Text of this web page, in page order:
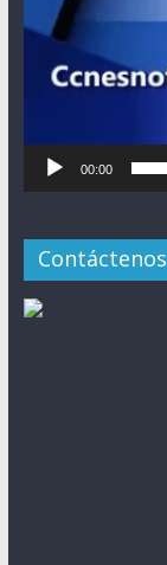
00:00
Contáctenos